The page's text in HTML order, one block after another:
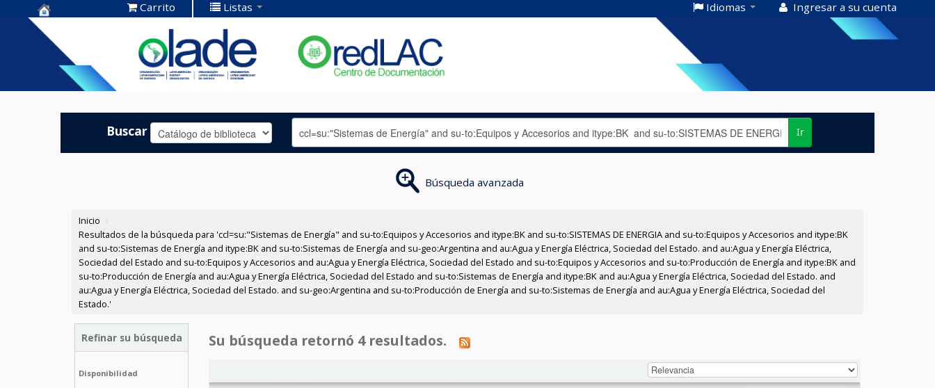
Centro de
Documentación
OLADE -
Carrito Listas Idiomas Ingresar a su cuenta
Buscar Ir
Búsqueda avanzada
Inicio ›
Resultados de la búsqueda para 'ccl=su:"Sistemas de Energía" and su-to:Equipos y Accesorios and itype:BK and su-to:SISTEMAS DE ENERGIA and su-to:Equipos y Accesorios and itype:BK
and su-to:Sistemas de Energía and itype:BK and su-to:Sistemas de Energía and su-geo:Argentina and au:Agua y Energía Eléctrica, Sociedad del Estado. and au:Agua y Energía Eléctrica,
Sociedad del Estado and su-to:Equipos y Accesorios and au:Agua y Energía Eléctrica, Sociedad del Estado and su-to:Equipos y Accesorios and su-to:Producción de Energía and itype:BK and
su-to:Producción de Energía and au:Agua y Energía Eléctrica, Sociedad del Estado and su-to:Sistemas de Energía and itype:BK and au:Agua y Energía Eléctrica, Sociedad del Estado. and
au:Agua y Energía Eléctrica, Sociedad del Estado. and su-geo:Argentina and su-to:Producción de Energía and su-to:Sistemas de Energía and au:Agua y Energía Eléctrica, Sociedad del
Estado.'
Refinar su búsqueda
Disponibilidad
Su búsqueda retornó 4 resultados.